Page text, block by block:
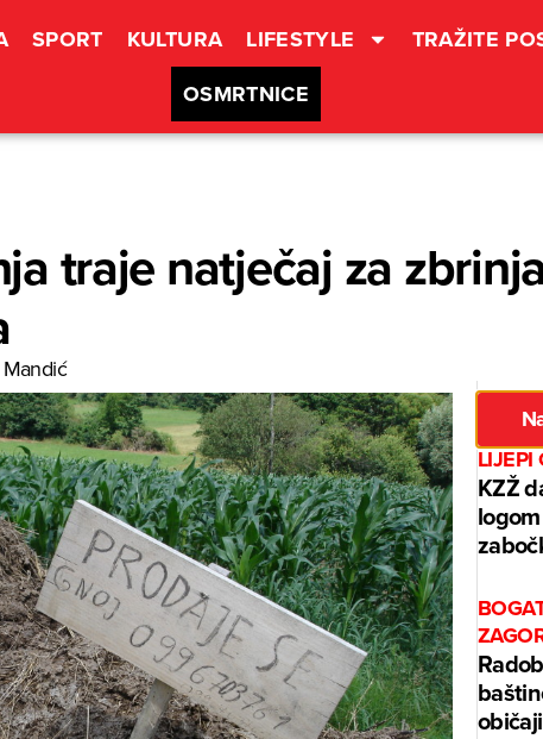
SPORT KULTURA LIFESTYLE TRAŽITE
OSMRTNICE
traje natječaj za
LIJEPI
KZŽ